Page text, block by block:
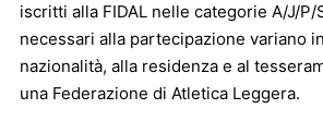
iscritti alla FIDAL nelle categorie A/J/P/
necessari alla partecipazione variano
nazionalità, alla residenza e al
una Federazione di Atletica Leggera.